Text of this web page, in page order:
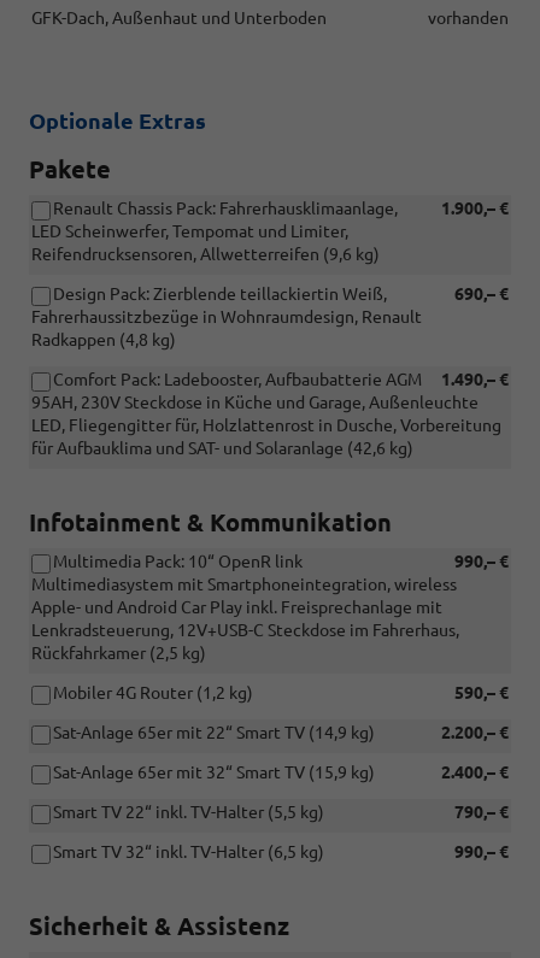
GFK-Dach, Außenhaut und Unterboden
vorhanden
Optionale Extras
Pakete
1.900,– €
Renault Chassis Pack: Fahrerhausklimaanlage,
LED Scheinwerfer, Tempomat und Limiter,
Reifendrucksensoren, Allwetterreifen (9,6 kg)
690,– €
Design Pack: Zierblende teillackiertin Weiß,
Fahrerhaussitzbezüge in Wohnraumdesign, Renault
Radkappen (4,8 kg)
1.490,– €
Comfort Pack: Ladebooster, Aufbaubatterie AGM
95AH, 230V Steckdose in Küche und Garage, Außenleuchte
LED, Fliegengitter für, Holzlattenrost in Dusche, Vorbereitung
für Aufbauklima und SAT- und Solaranlage (42,6 kg)
Infotainment & Kommunikation
990,– €
Multimedia Pack: 10“ OpenR link
Multimediasystem mit Smartphoneintegration, wireless
Apple- und Android Car Play inkl. Freisprechanlage mit
Lenkradsteuerung, 12V+USB-C Steckdose im Fahrerhaus,
Rückfahrkamer (2,5 kg)
590,– €
Mobiler 4G Router (1,2 kg)
2.200,– €
Sat-Anlage 65er mit 22“ Smart TV (14,9 kg)
2.400,– €
Sat-Anlage 65er mit 32“ Smart TV (15,9 kg)
790,– €
Smart TV 22“ inkl. TV-Halter (5,5 kg)
990,– €
Smart TV 32“ inkl. TV-Halter (6,5 kg)
Sicherheit & Assistenz